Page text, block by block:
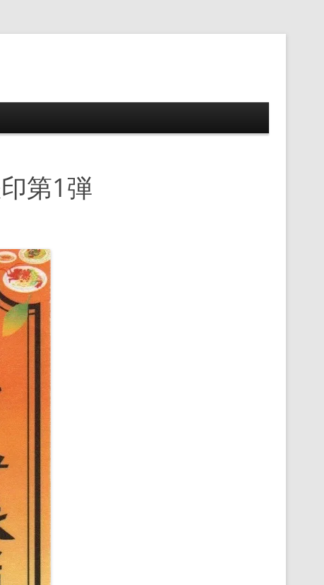
第1弾